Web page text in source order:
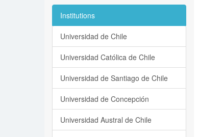
Institutions
Universidad de Chile
Universidad Católica de Chile
Universidad de Santiago de Chile
Universidad de Concepción
Universidad Austral de Chile